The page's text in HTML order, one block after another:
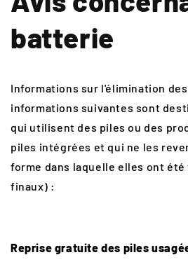
batterie
Informations sur l'élimination
informations suivantes sont
qui utilisent des piles ou des
piles intégrées et qui ne les
forme dans laquelle elles ont
finaux) :
Reprise gratuite des piles